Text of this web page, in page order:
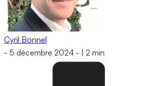
Cyril Bonnel
- 5 décembre 2024 - 2 min